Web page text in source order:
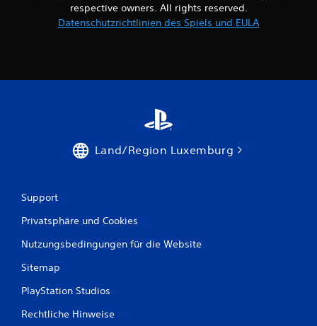
respective owners. All rights reserved.
Datenschutzrichtlinien des Spiels und EULA
Land/Region Luxemburg
Support
Privatsphäre und Cookies
Nutzungsbedingungen für die Website
Sitemap
PlayStation Studios
Rechtliche Hinweise